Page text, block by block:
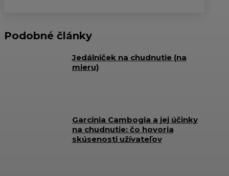
Podobné články
Jedálniček na chudnutie (na
mieru)
Garcinia Cambogia a jej účinky
na chudnutie: čo hovoria
skúsenosti užívateľov